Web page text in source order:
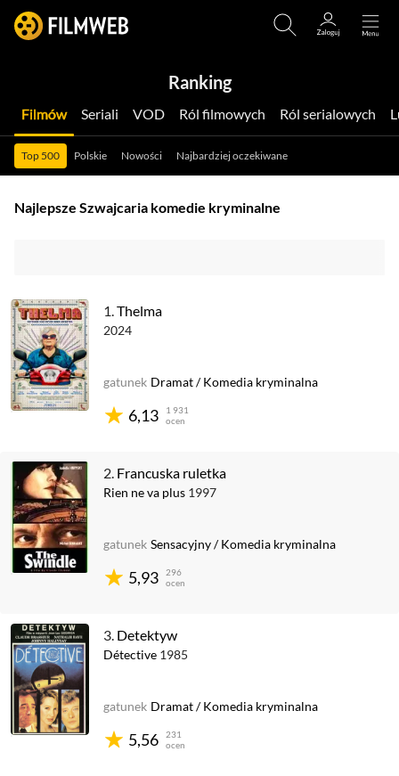
Ranking
Filmów Seriali VOD Ról filmowych Ról serialowych
Top 500 Polskie Nowości Najbardziej oczekiwane
Najlepsze Szwajcaria komedie kryminalne
1.Thelma
2024
6,13
1 931
ocen
gatunek Dramat/Komedia kryminalna
2. Francuska ruletka
Rien ne va plus 1997
5,93
296
ocen
gatunek Sensacyjny/Komedia kryminalna
3. Detektyw
Détective 1985
5,56
231
ocen
gatunek Dramat/Komedia kryminalna